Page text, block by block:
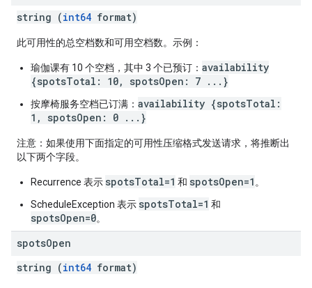
string (int64 format)
此可用性的总空档数和可用空档数。示例：
瑜伽课有 10 个空档，其中 3 个已预订： availability
{spotsTotal: 10, spotsOpen: 7 ...}
按摩椅服务空档已订满： availability {spotsTotal:
1, spotsOpen: 0 ...}
注意：如果使用下面指定的可用性压缩格式发送请求，将推断出
以下两个字段。
Recurrence 表示 spotsTotal=1 和 spotsOpen=1 。
ScheduleException 表示 spotsTotal=1 和
spotsOpen=0。
spotsOpen
string (int64 format)